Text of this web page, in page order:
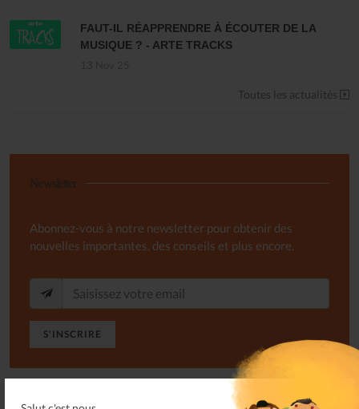
FAUT-IL RÉAPPRENDRE À ÉCOUTER DE LA
MUSIQUE ? - ARTE TRACKS
Toutes les actualités
Newsletter
Abonnez-vous à notre newsletter pour obtenir des
nouvelles importantes, des conseils et plus encore.
S'INSCRIRE